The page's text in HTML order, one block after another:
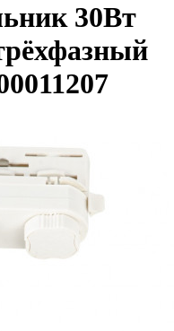
30Вт